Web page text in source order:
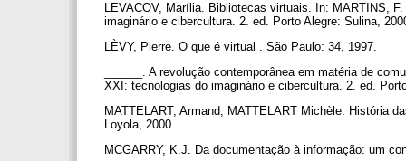
LEVACOV, Marília. Bibliotecas virtuais. In: MARTINS,
imaginário e cibercultura. 2. ed. Porto Alegre: Sulina,
LÈVY, Pierre. O que é virtual . São Paulo: 34, 1997.
______. A revolução contemporânea em matéria de
XXI: tecnologias do imaginário e cibercultura. 2. ed.
MATTELART, Armand; MATTELART Michèle. História
Loyola, 2000.
MCGARRY, K.J. Da documentação à informação: um